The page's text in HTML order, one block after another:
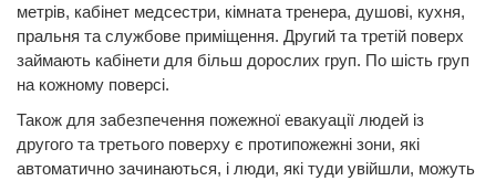
метрів, кабінет медсестри, кімната тренера, душові, кухня,
пральня та службове приміщення. Другий та третій поверх
займають кабінети для більш дорослих груп. По шість груп
на кожному поверсі.
Також для забезпечення пожежної евакуації людей із
другого та третього поверху є протипожежні зони, які
автоматично зачинаються, і люди, які туди увійшли, можуть